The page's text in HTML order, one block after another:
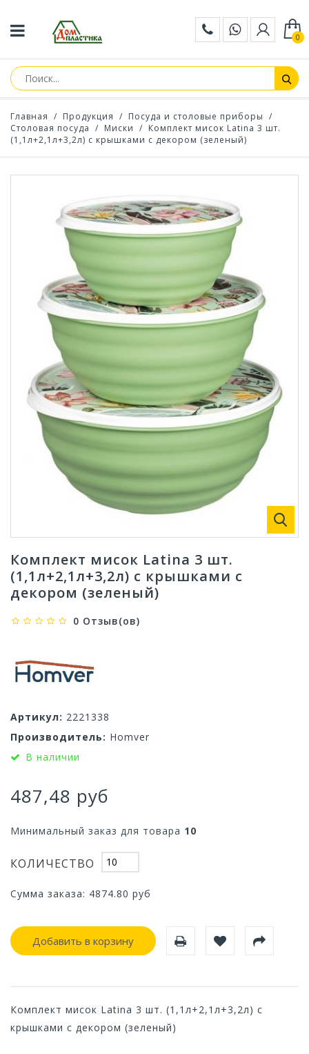
0
Главная / Продукция / Посуда и столовые приборы /
Столовая посуда / Миски / Комплект мисок Latina 3 шт.
(1,1л+2,1л+3,2л) с крышками с декором (зеленый)
Комплект мисок Latina 3 шт.
(1,1л+2,1л+3,2л) с крышками с
декором (зеленый)
0 Отзыв(ов)
Артикул: 2221338
Производитель: Homver
В наличии
487,48 руб
Минимальный заказ для товара 10
КОЛИЧЕСТВО
Сумма заказа: 4874.80 руб
Добавить в корзину
Комплект мисок Latina 3 шт. (1,1л+2,1л+3,2л) с
крышками с декором (зеленый)